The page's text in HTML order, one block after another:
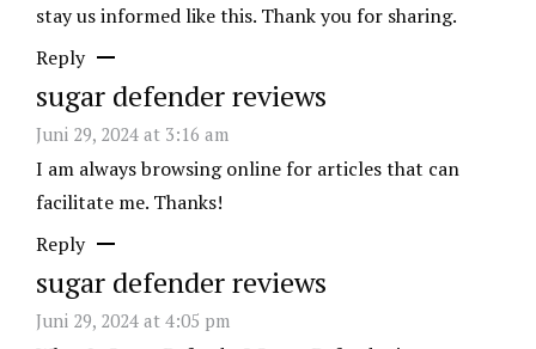
stay us informed like this. Thank you for sharing.
Reply
sugar defender reviews
Juni 29, 2024 at 3:16 am
I am always browsing online for articles that can
facilitate me. Thanks!
Reply
sugar defender reviews
Juni 29, 2024 at 4:05 pm